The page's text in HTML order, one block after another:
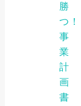
勝
つ！
事
業
計
画
書